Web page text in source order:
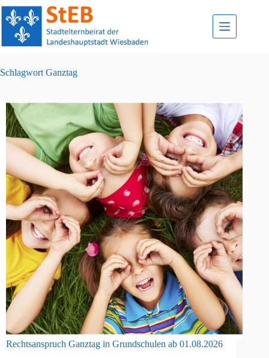
Zum
Inhalt
springen
Schlagwort Ganztag
Rechtsanspruch Ganztag in Grundschulen ab 01.08.2026